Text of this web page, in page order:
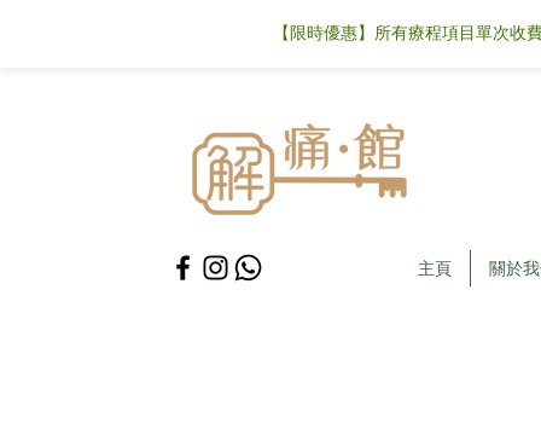
【限時優惠】所有療程項目單次
主頁 關於